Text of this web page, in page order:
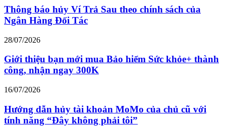
Thông báo hủy Ví Trả Sau theo chính sách của
Ngân Hàng Đối Tác
28/07/2026
Giới thiệu bạn mới mua Bảo hiểm Sức khỏe+ thành
công, nhận ngay 300K
16/07/2026
Hướng dẫn hủy tài khoản MoMo của chủ cũ với
tính năng “Đây không phải tôi”